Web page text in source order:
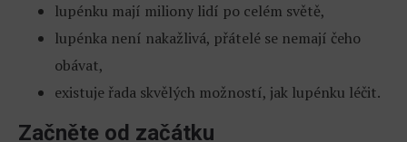
lupénku mají miliony lidí po celém světě,
lupénka není nakažlivá, přátelé se nemají čeho
obávat,
existuje řada skvělých možností, jak lupénku léčit.
Začněte od začátku